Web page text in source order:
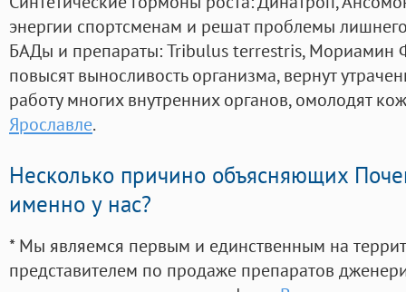
энергии спортсменам и решат проблемы
БАДы и препараты:Tribulus terrestris, Мориамин
повысят выносливость организма, вернут
работу многих внутренних органов, омолодят
Ярославле.
Несколько причино объясняющих
именно у нас?
* Мы являемся первым и единственным на
представителем по продаже препаратов